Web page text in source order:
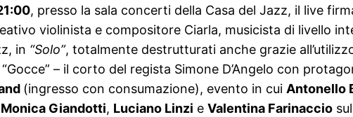
, presso la sala concerti della Casa del Jazz, il live
violinista e compositore Ciarla, musicista di livello
in “Solo”, totalmente destrutturati anche grazie
– il corto del regista Simone D’Angelo con
(ingresso con consumazione), evento in cui Antonello
Monica Giandotti, Luciano Linzi e Valentina Farinaccio